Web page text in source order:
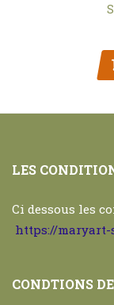
LES
Ci dessous les
https://
CONDTIONS